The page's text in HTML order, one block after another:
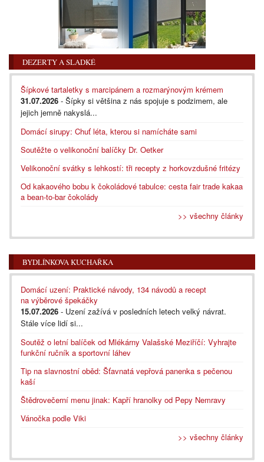
DEZERTY A SLADKÉ
Šípkové tartaletky s marcipánem a rozmarýnovým krémem
31.07.2026 - Šípky si většina z nás spojuje s podzimem, ale
jejich jemně nakyslá...
Domácí sirupy: Chuť léta, kterou si namícháte sami
Soutěžte o velikonoční balíčky Dr. Oetker
Velikonoční svátky s lehkostí: tři recepty z horkovzdušné fritézy
Od kakaového bobu k čokoládové tabulce: cesta fair trade kakaa
a bean-to-bar čokolády
>> všechny články
BYDLÍNKOVA KUCHAŘKA
Domácí uzení: Praktické návody, 134 návodů a recept
na výběrové špekáčky
15.07.2026 - Uzení zažívá v posledních letech velký návrat.
Stále více lidí si...
Soutěž o letní balíček od Mlékárny Valašské Meziříčí: Vyhrajte
funkční ručník a sportovní láhev
Tip na slavnostní oběd: Šťavnatá vepřová panenka s pečenou
kaší
Štědrovečerní menu jinak: Kapří hranolky od Pepy Nemravy
Vánočka podle Viki
>> všechny články